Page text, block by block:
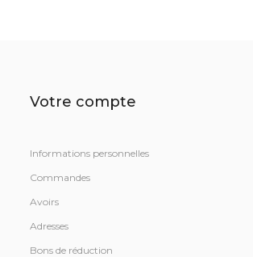
Votre compte
Informations personnelles
Commandes
Avoirs
Adresses
Bons de réduction